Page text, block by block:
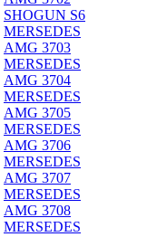
SHOGUN S6
MERSEDES
AMG 3703
MERSEDES
AMG 3704
MERSEDES
AMG 3705
MERSEDES
AMG 3706
MERSEDES
AMG 3707
MERSEDES
AMG 3708
MERSEDES